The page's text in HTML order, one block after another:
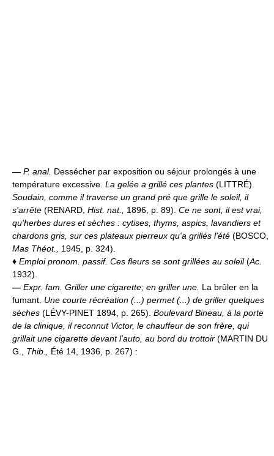
— P. anal. Dessécher par exposition ou séjour prolongés à une
température excessive. La gelée a grillé ces plantes (LITTRÉ).
Soudain, comme il traverse un grand pré que grille le soleil, il
s'arrête (RENARD, Hist. nat., 1896, p. 89). Ce ne sont, il est vrai,
qu'herbes dures et sèches : cytises, thyms, aspics, lavandiers et
chardons gris, sur ces plateaux pierreux qu'a grillés l'été (BOSCO,
Mas Théot., 1945, p. 324).
♦ Emploi pronom. passif. Ces fleurs se sont grillées au soleil(Ac.
1932).
— Expr. fam. Griller une cigarette; en griller une. La brûler en la
fumant. Une courte récréation (...) permet (...) de griller quelques
sèches (LÉVY-PINET 1894, p. 265). Boulevard Bineau, à la porte
de la clinique, il reconnut Victor, le chauffeur de son frère, qui
grillait une cigarette devant l'auto, au bord du trottoir (MARTIN DU
G., Thib., Été 14, 1936, p. 267) :